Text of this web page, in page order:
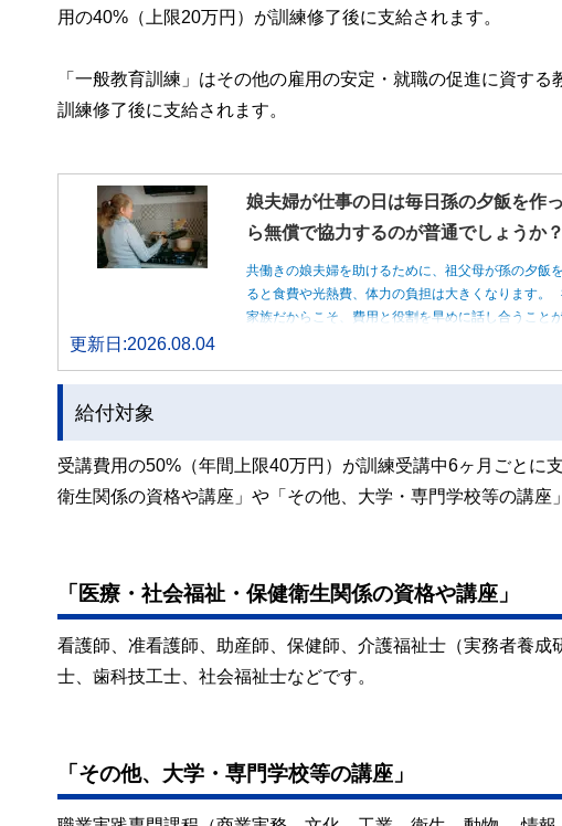
用の40%（上限20万円）が訓練修了後に支給されます。
「一般教育訓練」はその他の雇用の安定・就職の促進に資す
訓練修了後に支給されます。
娘夫婦が仕事の日は毎日孫の夕飯を作
ら無償で協力するのが普通でしょうか？
共働きの娘夫婦を助けるために、祖父母が孫の夕飯
ると食費や光熱費、体力の負担は大きくなります。
家族だからこそ、費用と役割を早めに話し合うこと
更新日:2026.08.04
給付対象
受講費用の50%（年間上限40万円）が訓練受講中6ヶ月ごとに
衛生関係の資格や講座」や「その他、大学・専門学校等の講座
「医療・社会福祉・保健衛生関係の資格や講座」
看護師、准看護師、助産師、保健師、介護福祉士（実務者養
士、歯科技工士、社会福祉士などです。
「その他、大学・専門学校等の講座」